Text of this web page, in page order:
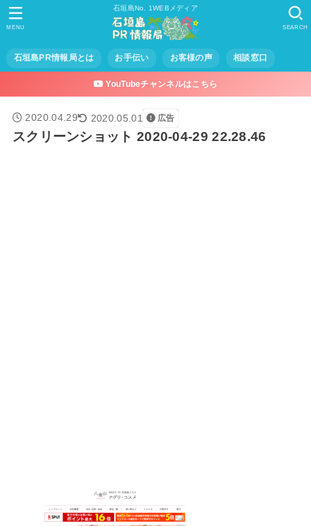
石垣島No. 1WEBメディア
石垣島PR情報局とは お手伝い お客様の声 相談窓口
SEARCH
MENU
YouTubeチャンネルはこちら
2020.04.29 2020.05.01 広告
スクリーンショット 2020-04-29 22.28.46